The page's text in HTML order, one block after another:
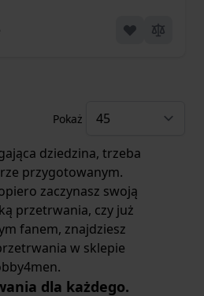
Pokaż
dziedzina, trzeba
przygotowanym.
zaczynasz swoją
przetrwania, czy już
fanem, znajdziesz
w sklepie
dla każdego.